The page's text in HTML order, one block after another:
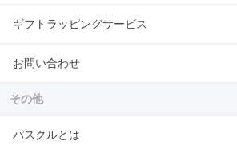
ギフトラッピングサービス
お問い合わせ
その他
パスクルとは